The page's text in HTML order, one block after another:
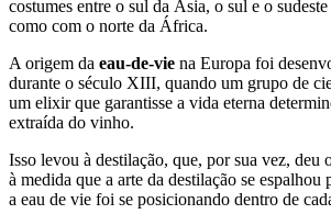
costumes entre o sul da Ásia, o sul e o
como com o norte da África.
A origem da eau-de-vie na Europa foi
durante o século XIII, quando um grupo de
um elixir que garantisse a vida eterna
extraída do vinho.
Isso levou à destilação, que, por sua vez, deu
à medida que a arte da destilação se espalhou
a eau de vie foi se posicionando dentro de